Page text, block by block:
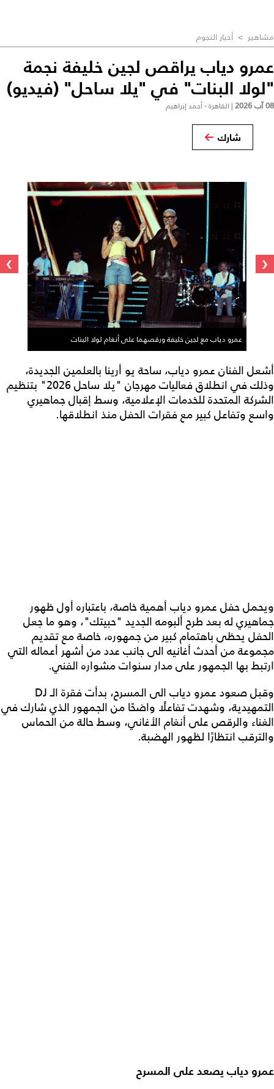
مشاهير > أخبار النجوم
عمرو دياب يراقص لجين خليفة نجمة
"لولا البنات" في "يلا ساحل" (فيديو)
08 آب 2026 | القاهرة - أحمد إبراهيم
شارك
عمرو دياب مع لجين خليفة ورقصهما على أنغام لولا البنات
‹
›
أشعل الفنان عمرو دياب، ساحة يو أرينا بالعلمين الجديدة،
وذلك في انطلاق فعاليات مهرجان "يلا ساحل 2026" بتنظيم
الشركة المتحدة للخدمات الإعلامية، وسط إقبال جماهيري
واسع وتفاعل كبير مع فقرات الحفل منذ انطلاقها.
ويحمل حفل عمرو دياب أهمية خاصة، باعتباره أول ظهور
جماهيري له بعد طرح ألبومه الجديد "حبيتك"، وهو ما جعل
الحفل يحظى باهتمام كبير من جمهوره، خاصة مع تقديم
مجموعة من أحدث أغانيه الى جانب عدد من أشهر أعماله التي
ارتبط بها الجمهور على مدار سنوات مشواره الفني.
وقبل صعود عمرو دياب الى المسرح، بدأت فقرة الـ DJ
التمهيدية، وشهدت تفاعلًا واضحًا من الجمهور الذي شارك في
الغناء والرقص على أنغام الأغاني، وسط حالة من الحماس
والترقب انتظارًا لظهور الهضبة.
عمرو دياب يصعد على المسرح